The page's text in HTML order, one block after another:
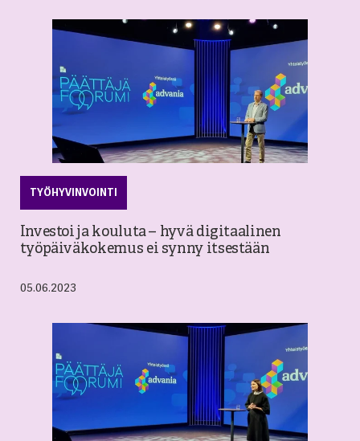
TYÖHYVINVOINTI
Investoi ja kouluta – hyvä digitaalinen
työpäiväkokemus ei synny itsestään
05.06.2023